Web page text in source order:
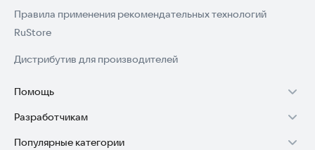
Правила применения рекомендательных технологий
RuStore
Дистрибутив для производителей
Помощь
Установка RuStore на TV
Установка RuStore на телефон
Разработчикам
Зарабатывать с RuStore
Популярные категории